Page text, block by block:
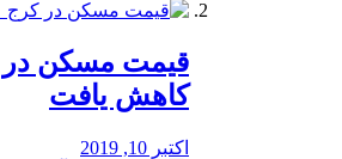
کاهش یافت
اکتبر 10, 2019